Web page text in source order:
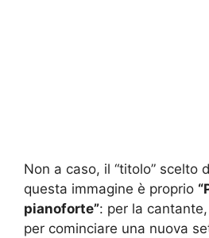
Non a caso, il “titolo” scelto
questa immagine è proprio
pianoforte”: per la
per cominciare una nuova